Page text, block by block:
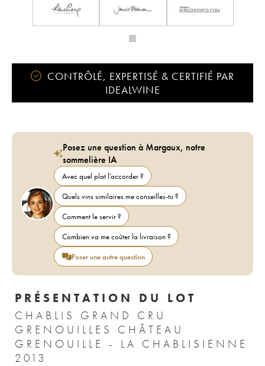
CONTRÔLÉ, EXPERTISÉ & CERTIFIÉ PAR
IDEALWINE
Posez une question à Margaux, notre
sommelière IA
Avec quel plat l'accorder ?
Quels vins similaires me conseilles-tu ?
Comment le servir ?
Combien va me coûter la livraison ?
Poser une autre question
PRÉSENTATION DU LOT
CHABLIS GRAND CRU
GRENOUILLES CHÂTEAU
GRENOUILLE - LA CHABLISIENNE
2013